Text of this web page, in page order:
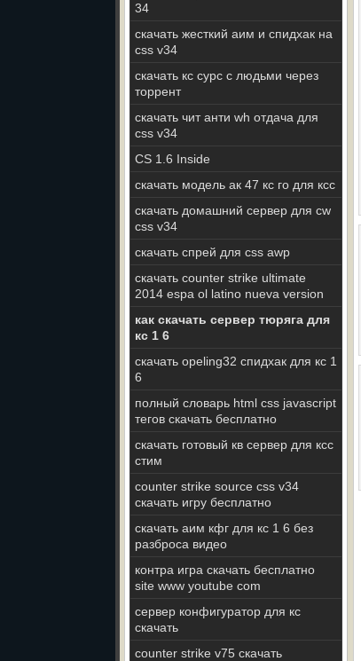
34
скачать жесткий аим и спидхак на
css v34
скачать кс сурс с людьми через
торрент
скачать чит анти wh отдача для
css v34
CS 1.6 Inside
скачать модель ак 47 кс го для ксс
скачать домашний сервер для cw
css v34
скачать спрей для css awp
скачать counter strike ultimate
2014 espa ol latino nueva version
как скачать сервер тюряга для
кс 1 6
скачать opeling32 спидхак для кс 1
6
полный словарь html css javascript
тегов скачать бесплатно
скачать готовый кв сервер для ксс
стим
counter strike source css v34
скачать игру бесплатно
скачать аим кфг для кс 1 6 без
разброса видео
контра игра скачать бесплатно
site www youtube com
сервер конфигуратор для кс
скачать
counter strike v75 скачать